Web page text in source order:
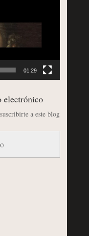
01:29
electrónico
a este blog